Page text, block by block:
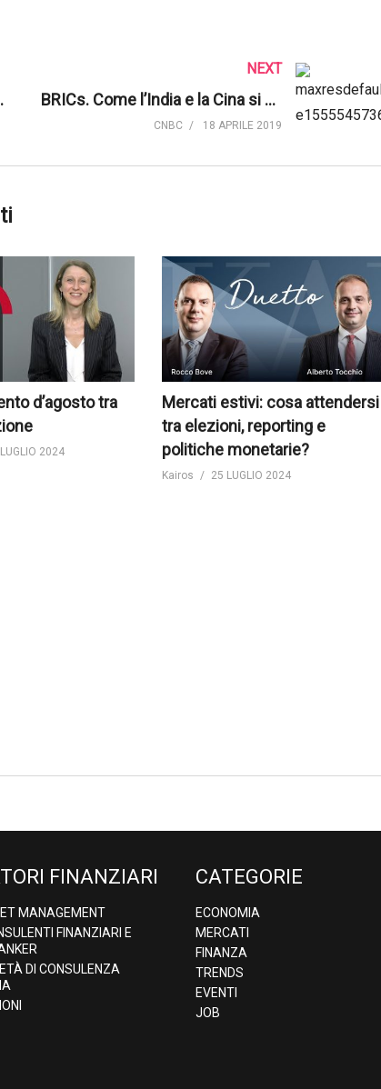
UK
NEXT
BRICs. Come l’India e la Cina si sono staccate da Russia e Brasile | CNBC
CNBC 18 APRILE 2019
d’agosto tra
2024
Mercati estivi: cosa attendersi
tra elezioni, reporting e
politiche monetarie?
Kairos 25 LUGLIO 2024
FINANZIARI
MANAGEMENT
FINANZIARI E
DI CONSULENZA
CATEGORIE
ECONOMIA
MERCATI
FINANZA
TRENDS
EVENTI
JOB